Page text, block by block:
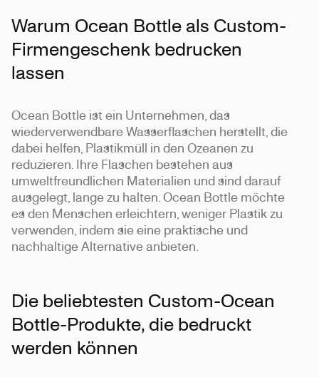
Warum Ocean Bottle als Custom-
Firmengeschenk bedrucken
lassen
Ocean Bottle ist ein Unternehmen, das
wiederverwendbare Wasserflaschen herstellt, die
dabei helfen, Plastikmüll in den Ozeanen zu
reduzieren. Ihre Flaschen bestehen aus
umweltfreundlichen Materialien und sind darauf
ausgelegt, lange zu halten. Ocean Bottle möchte
es den Menschen erleichtern, weniger Plastik zu
verwenden, indem sie eine praktische und
nachhaltige Alternative anbieten.
Die beliebtesten Custom-Ocean
Bottle-Produkte, die bedruckt
werden können